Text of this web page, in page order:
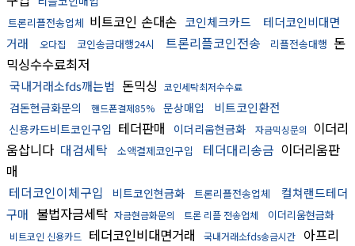
트론리플전송업체 비트코인 손대손 코인체크카드
테더코인비대면
거래
오다집 코인송금대행24시 트론리플코인전송 리플전송대행 돈
믹싱수수료최저
국내거래소fds깨는법 돈믹싱 코인세탁최저수수료
검돈현금화문의 핸드폰결제85% 문상매입 비트코인환전
신용카드비트코인구입 테더판매 이더리움현금화 자금믹싱문의 이더리
움삽니다 대검세탁 소액결제코인구입 테더대리송금 이더리움판
매
테더코인이체구입
비트코인현금화 트론리플전송업체
컬쳐랜드테더
구매 불법자금세탁 자금현금화문의 트론 리플 전송업체 이더리움현금화
비트코인 신용카드 테더코인비대면거래 국내거래소fds송금시간
아프리